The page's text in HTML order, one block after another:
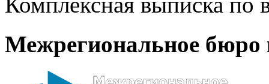
Межрегиональное бюро